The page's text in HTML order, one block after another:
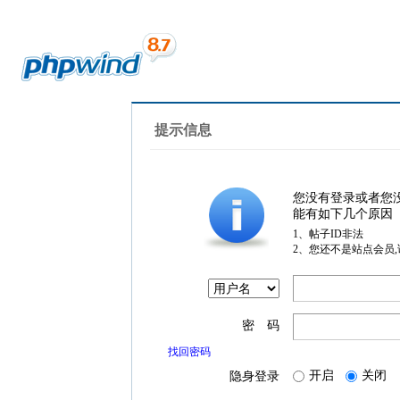
提示信息
您没有登录或者您
能有如下几个原因
1、帖子ID非法
2、您还不是站点会员
密 码
找回密码
隐身登录 开启 关闭